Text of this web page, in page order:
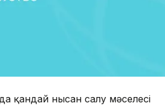
қандай нысан салу мәселесі